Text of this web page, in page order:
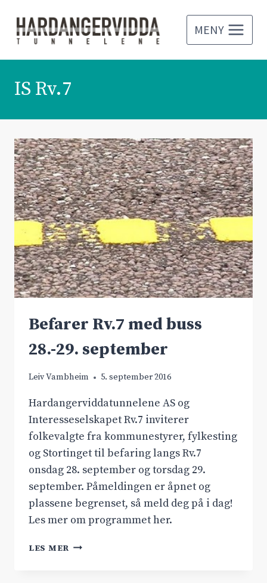
content
MENY
IS Rv.7
Befarer Rv.7 med buss
28.-29. september
Leiv Vambheim 5. september 2016
Hardangerviddatunnelene AS og
Interesseselskapet Rv.7 inviterer
folkevalgte fra kommunestyrer, fylkesting
og Stortinget til befaring langs Rv.7
onsdag 28. september og torsdag 29.
september. Påmeldingen er åpnet og
plassene begrenset, så meld deg på i dag!
Les mer om programmet her.
LES MER BEFARER